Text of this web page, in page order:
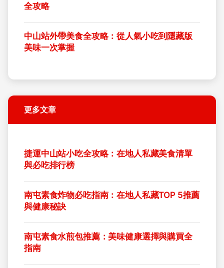
全攻略
中山站外帶美食全攻略：從人氣小吃到隱藏版
美味一次掌握
更多文章
捷運中山站小吃全攻略：在地人私藏美食清單
與必吃排行榜
南屯素食炸物必吃指南：在地人私藏TOP 5推薦
與健康秘訣
南屯素食水煎包推薦：美味健康選擇與購買全
指南